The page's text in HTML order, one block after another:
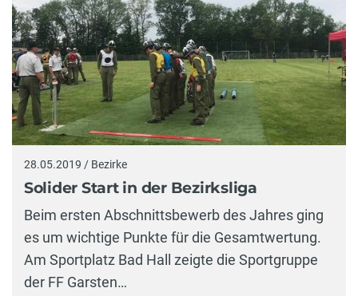
28.05.2019 / Bezirke
Solider Start in der Bezirksliga
Beim ersten Abschnittsbewerb des Jahres ging
es um wichtige Punkte für die Gesamtwertung.
Am Sportplatz Bad Hall zeigte die Sportgruppe
der FF Garsten…